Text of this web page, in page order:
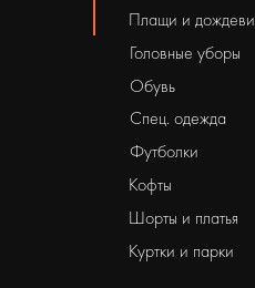
Плащи и
Головные уборы
Обувь
Спец. одежда
Футболки
Куртки и парки
Кофты
Шорты и платья